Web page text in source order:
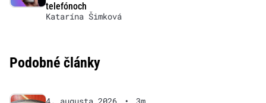
telefónoch
Katarína Šimková
Podobné články